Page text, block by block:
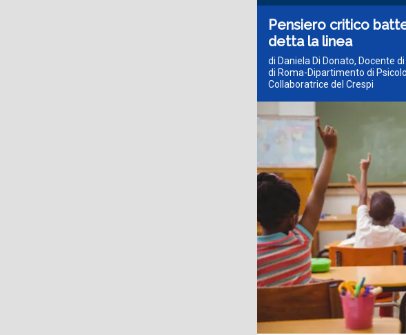
Pensiero critico
detta la linea
di Daniela Di Donato, Docente
di Roma-Dipartimento di
Collaboratrice del Crespi